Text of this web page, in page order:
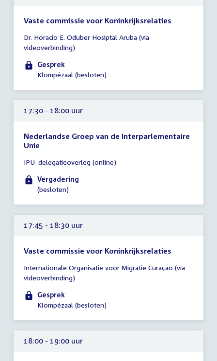
Vaste commissie voor Koninkrijksrelaties
vergadering
17:00
17:45
Dr. Horacio E. Oduber Hosiptal Aruba (via
videoverbinding)
Gesprek
Klompézaal (besloten)
17:30 - 18:00 uur
Nederlandse Groep van de Interparlementaire
Unie
vergadering
17:30
-
18:00
uur
IPU-delegatieoverleg (online)
Vergadering
(besloten)
17:45 - 18:30 uur
Vaste commissie voor Koninkrijksrelaties
vergadering
17:45
18:30
Internationale Organisatie voor Migratie Curaçao (via
videoverbinding)
Gesprek
Klompézaal (besloten)
18:00 - 19:00 uur